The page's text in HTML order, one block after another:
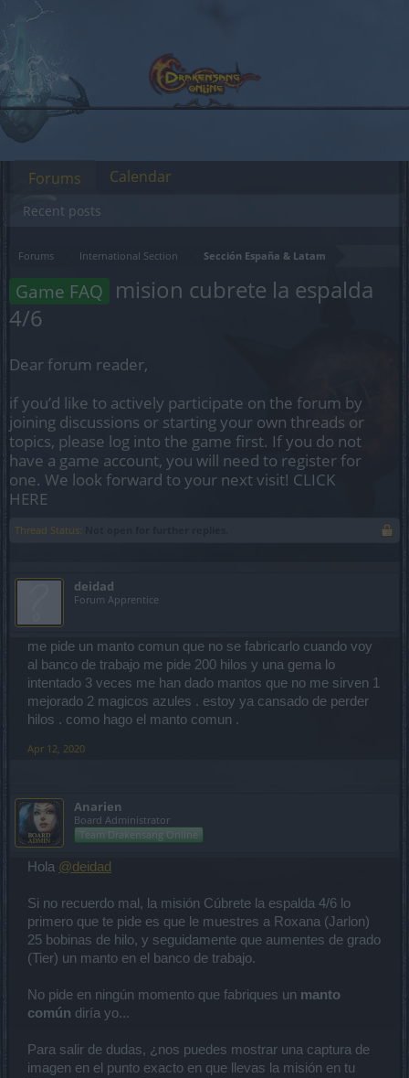
Forums International Section Sección España & Latam
Game FAQ mision cubrete la espalda
4/6
Dear forum reader,
if you’d like to actively participate on the forum by
joining discussions or starting your own threads or
topics, please log into the game first. If you do not
have a game account, you will need to register for
one. We look forward to your next visit! CLICK
HERE
Thread Status:
deidad
Forum Apprentice
me pide un manto comun que no se fabricarlo cuando voy
al banco de trabajo me pide 200 hilos y una gema lo
intentado 3 veces me han dado mantos que no me sirven 1
mejorado 2 magicos azules . estoy ya cansado de perder
hilos . como hago el manto comun .
Apr 12, 2020
Anarien
Board Administrator
Team Drakensang Online
Hola @deidad
Si no recuerdo mal, la misión Cúbrete la espalda 4/6 lo
primero que te pide es que le muestres a Roxana (Jarlon)
25 bobinas de hilo, y seguidamente que aumentes de grado
(Tier) un manto en el banco de trabajo.
No pide en ningún momento que fabriques un manto
común diría yo...
Para salir de dudas, ¿nos puedes mostrar una captura de
imagen en el punto exacto en que llevas la misión en tu
Forums
Recent posts
Calendar